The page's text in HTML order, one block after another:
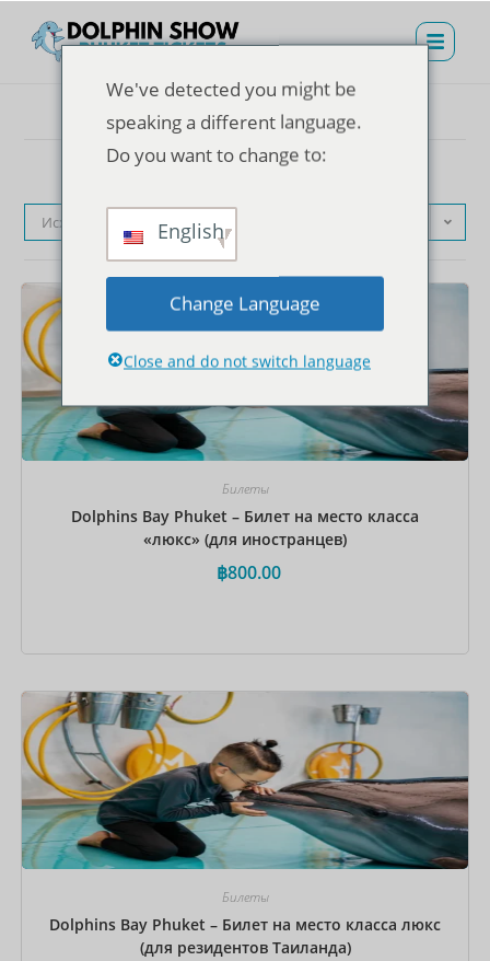
Исходная сортировка
Билеты
Dolphins Bay Phuket – Билет на место класса
«люкс» (для иностранцев)
฿800.00
Забронировать сейчас
Билеты
Dolphins Bay Phuket – Билет на место класса люкс
(для резидентов Таиланда)
We've detected you might be
speaking a different language.
Do you want to change to:
English
Change Language
Close and do not switch language